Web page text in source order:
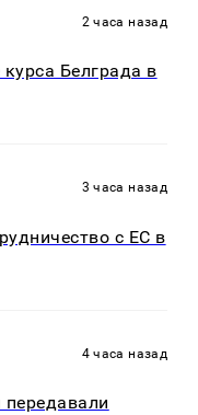
2 часа назад
Белграда в
3 часа назад
с ЕС в
4 часа назад